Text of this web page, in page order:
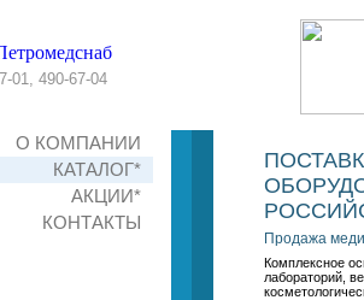
01, 490-67-04
О КОМПАНИИ
КАТАЛОГ*
АКЦИИ*
КОНТАКТЫ
Продажа
Комплексное
лабораторий,